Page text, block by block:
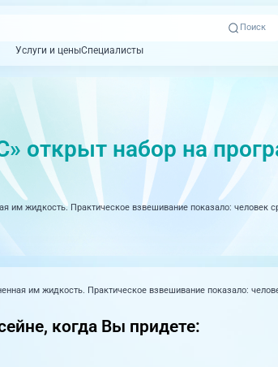
Поиск
Услуги и ценыСпециалисты
+7
открыт набор на
им жидкость. Практическое взвешивание показало: человек
им жидкость. Практическое взвешивание показало:
когда Вы придете:
УЗИ (Ультразвуковая диагностика)
Оториноларингология
Офтальмология
Проктология
Ревматология
Терапия